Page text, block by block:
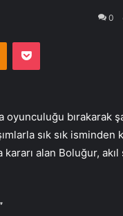
0
Odnoklassniki
Pocket
bırakarak
sık sık isminden
alan Boluğur, akıl